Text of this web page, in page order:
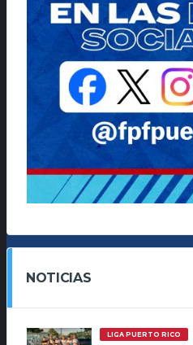
NOTICIAS
LIGA PUERTO RICO